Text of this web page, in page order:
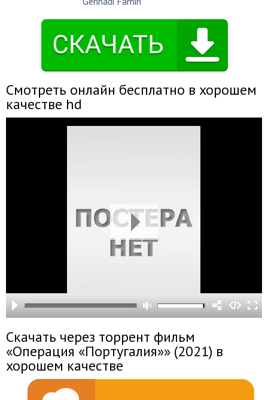
Смотреть онлайн бесплатно в хорошем
качестве hd
Скачать через торрент фильм
«Операция «Португалия»» (2021) в
хорошем качестве